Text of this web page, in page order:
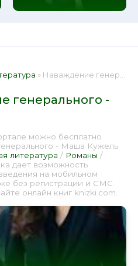
» Наваждение генерального - Маша Кужель 📕 - Книга онлайн бесплатно
генерального -
можно бесплатно
- Маша Кужель
литература / Романы /
дает возможность
на мобильном
без регистрации и СМС
онлайн книг knizki.com.